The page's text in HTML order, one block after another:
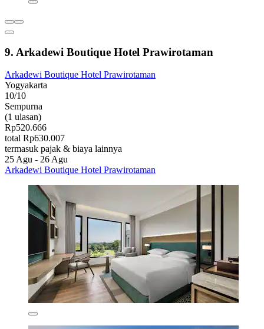
9. Arkadewi Boutique Hotel Prawirotaman
Arkadewi Boutique Hotel Prawirotaman
Yogyakarta
10/10
Sempurna
(1 ulasan)
Rp520.666
total Rp630.007
termasuk pajak & biaya lainnya
25 Agu - 26 Agu
Arkadewi Boutique Hotel Prawirotaman